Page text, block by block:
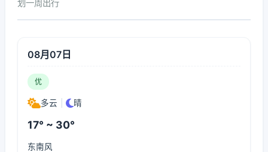
划一周出行
08月07日
优
多云 晴
17° ~ 30°
东南风